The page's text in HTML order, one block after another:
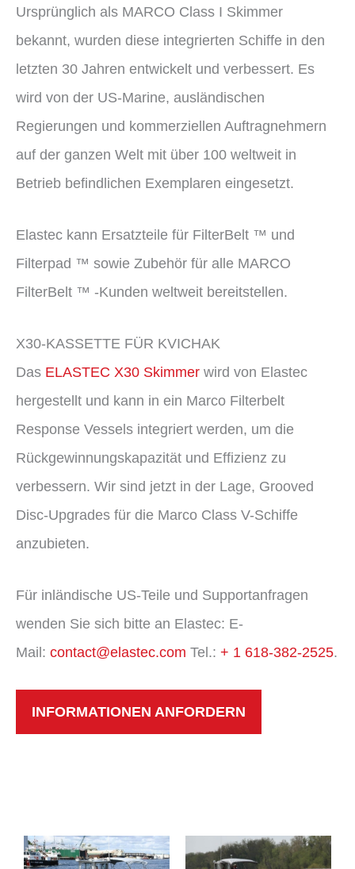
Ursprünglich als MARCO Class I Skimmer
bekannt, wurden diese integrierten Schiffe in den
letzten 30 Jahren entwickelt und verbessert. Es
wird von der US-Marine, ausländischen
Regierungen und kommerziellen Auftragnehmern
auf der ganzen Welt mit über 100 weltweit in
Betrieb befindlichen Exemplaren eingesetzt.
Elastec kann Ersatzteile für FilterBelt ™ und
Filterpad ™ sowie Zubehör für alle MARCO
FilterBelt ™ -Kunden weltweit bereitstellen.
X30-KASSETTE FÜR KVICHAK
Das ELASTEC X30 Skimmer wird von Elastec
hergestellt und kann in ein Marco Filterbelt
Response Vessels integriert werden, um die
Rückgewinnungskapazität und Effizienz zu
verbessern. Wir sind jetzt in der Lage, Grooved
Disc-Upgrades für die Marco Class V-Schiffe
anzubieten.
Für inländische US-Teile und Supportanfragen
wenden Sie sich bitte an Elastec: E-
Mail: contact@elastec.com Tel.: + 1 618-382-2525.
INFORMATIONEN ANFORDERN